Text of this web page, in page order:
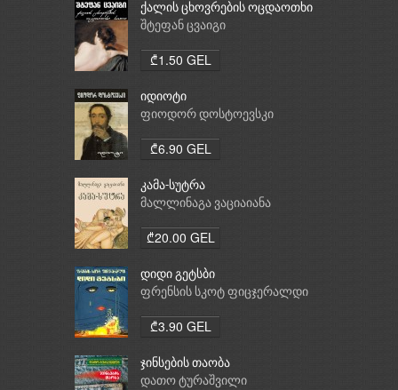
ქალის ცხოვრების ოცდაოთხი
საათი
შტეფან ცვაიგი
₾1.50 GEL
იდიოტი
ფიოდორ დოსტოევსკი
₾6.90 GEL
კამა-სუტრა
მალლინაგა ვაციაიანა
₾20.00 GEL
დიდი გეტსბი
ფრენსის სკოტ ფიცჯერალდი
₾3.90 GEL
ჯინსების თაობა
დათო ტურაშვილი